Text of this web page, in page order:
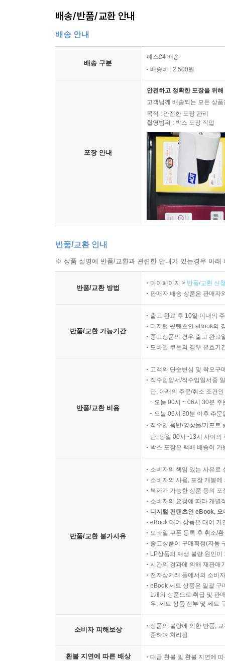
배송/반품/교환 안내
배송 안내
배송 구분
예스24 배송
배송비 : 2,500원
포장 안내
안전하고 정확한 포장을 위
고객님께 배송되는 모든 상
목적 : 안전한 포장 관리
촬영범위 : 박스 포장 작업
반품/교환 안내
※ 상품 설명에 반품/교환과 관련한 안내가 있는경우 아
반품/교환 방법
마이페이지 > 반품/교환 신
판매자 배송 상품은 판매자
반품/교환 가능기간
출고 완료 후 10일 이내의
디지털 콘텐츠인 eBook의
중고상품의 경우 출고 완료
모바일 쿠폰의 경우 유효기
반품/교환 비용
고객의 단순변심 및 착오구
직수입양서/직수입일서중
단, 아래의 주문/취소 조건
오늘 00시 ~ 06시 30분
오늘 06시 30분 이후 주
직수입 음반/영상물/기프트
단, 당일 00시~13시 사이의
박스 포장은 택배 배송이
반품/교환 불가사유
소비자의 책임 있는 사유로
소비자의 사용, 포장 개봉
복제가 가능한 상품 등의
소비자의 요청에 따라 개별
디지털 컨텐츠인 eBook,
eBook 대여 상품은 대여 기
모바일 쿠폰 등록 후 취소/
중고상품이 구매확정(자동
LP상품의 재생 불량 원인
시간의 경과에 의해 재판매
전자상거래 등에서의 소비
eBook 세트 상품은 일괄 구
1개의 상품으로 취급 및 판
우, 세트 상품 전부 및 세트
소비자 피해보상
상품의 불량에 의한 반품,
준하여 처리됨
환불 지연에 따른 배상 대금 환불 및 환불 지연에